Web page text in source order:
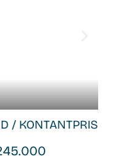
/ KONTANTPRIS